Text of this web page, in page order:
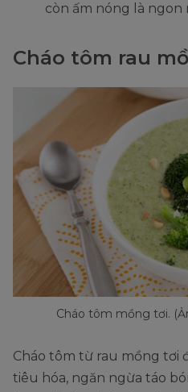
còn ấm nóng là ngon
Cháo tôm rau
Cháo tôm mồng tơi.
Cháo tôm từ rau mồng tơi
tiêu hóa, ngăn ngừa táo